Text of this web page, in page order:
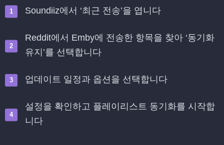
Soundiiz에서 ‘최근 전송’을 엽니다
Reddit에서 Emby에 전송한 항목을 찾아 ‘동기화
유지’를 선택합니다
업데이트 일정과 옵션을 선택합니다
설정을 확인하고 플레이리스트 동기화를 시작합
니다